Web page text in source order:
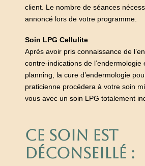
client. Le nombre de séances
annoncé lors de votre programme.
Soin LPG Cellulite
Après avoir pris connaissance de
contre-indications de l’endermologie
planning, la cure d’endermologie
praticienne procédera à votre soin
vous avec un soin LPG totalement
CE SOIN EST
DÉCONSEILLÉ :